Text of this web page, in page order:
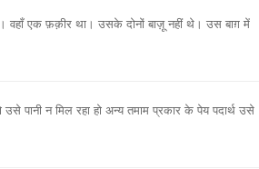
वहाँ एक फ़क़ीर था। उसके दोनों बाज़ू नहीं थे। उस बाग़ में
उसे पानी न मिल रहा हो अन्य तमाम प्रकार के पेय पदार्थ उसे